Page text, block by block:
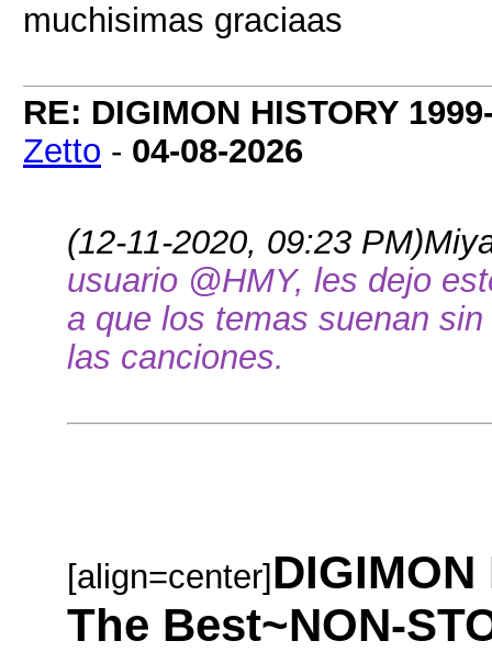
muchisimas graciaas
RE: DIGIMON HISTORY
Zetto - 04-08-2026
(12-11-2020, 09:23 PM)
usuario @HMY, les dejo
a que los temas suenan
las canciones.
[align=center] DIGIMON
The Best~NON-